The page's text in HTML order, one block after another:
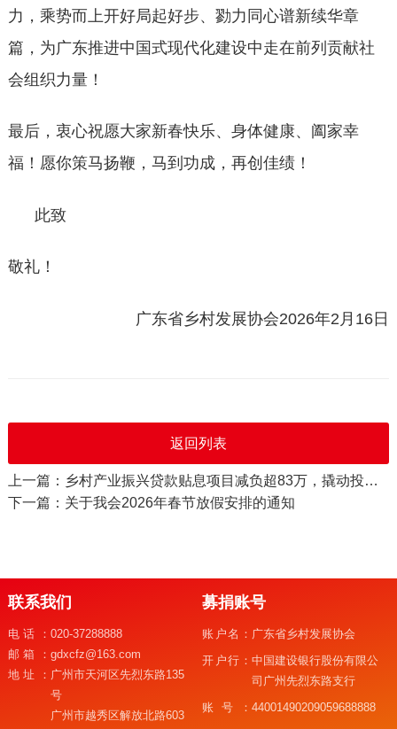
力，乘势而上开好局起好步、勠力同心谱新续华章
篇，为广东推进中国式现代化建设中走在前列贡献社
会组织力量！
最后，衷心祝愿大家新春快乐、身体健康、阖家幸
福！愿你策马扬鞭，马到功成，再创佳绩！
此致
敬礼！
广东省乡村发展协会2026年2月16日
返回列表
上一篇：乡村产业振兴贷款贴息项目减负超83万，撬动投资3750万
下一篇：关于我会2026年春节放假安排的通知
联系我们
电话： 020-37288888
邮箱： gdxcfz@163.com
地址： 广州市天河区先烈东路135
号
广州市越秀区解放北路603
募捐账号
账户名： 广东省乡村发展协会
开户行：中国建设银行股份有限公
司广州先烈东路支行
账号：44001490209059688888